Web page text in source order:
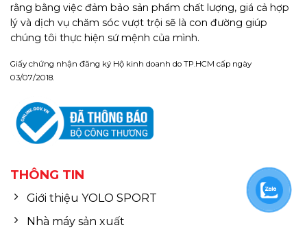
rằng bằng việc đảm bảo sản phẩm chất lượng, giá cả hợp
lý và dịch vụ chăm sóc vượt trội sẽ là con đường giúp
chúng tôi thực hiện sứ mệnh của mình.
Giấy chứng nhận đăng ký Hộ kinh doanh do TP.HCM cấp ngày
03/07/2018.
THÔNG TIN
Giới thiệu YOLO SPORT
Nhà máy sản xuất